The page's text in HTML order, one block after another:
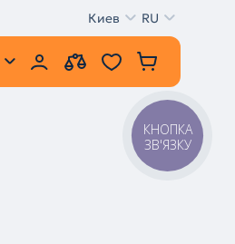
Киев RU
КНОПКА
ЗВ'ЯЗКУ